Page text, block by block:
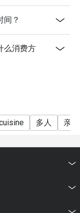
general line.
and senior
of 10
government
prior notice.
间？
么消费方
多人 亲